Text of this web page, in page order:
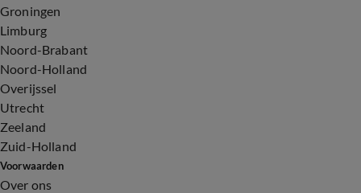
Groningen
Limburg
Noord-Brabant
Noord-Holland
Overijssel
Utrecht
Zeeland
Zuid-Holland
Voorwaarden
Over ons